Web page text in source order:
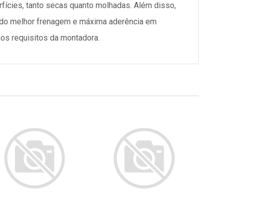
tanto secas quanto molhadas. Além disso,
melhor frenagem e máxima aderência em
requisitos da montadora.